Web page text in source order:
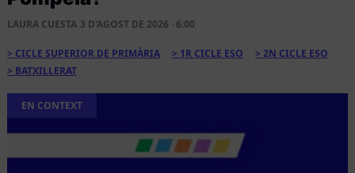
LAURA CUESTA 3 D'AGOST DE 2026 · 6:00
CICLE SUPERIOR DE PRIMÀRIA 1R CICLE ESO
2N CICLE ESO
BATXILLERAT
EN CONTEXT